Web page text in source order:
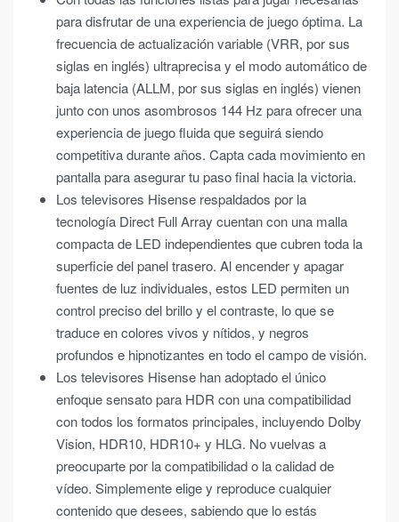
para disfrutar de una experiencia de juego óptima. La
frecuencia de actualización variable (VRR, por sus
siglas en inglés) ultraprecisa y el modo automático de
baja latencia (ALLM, por sus siglas en inglés) vienen
junto con unos asombrosos 144 Hz para ofrecer una
experiencia de juego fluida que seguirá siendo
competitiva durante años. Capta cada movimiento en
pantalla para asegurar tu paso final hacia la victoria.
Los televisores Hisense respaldados por la
tecnología Direct Full Array cuentan con una malla
compacta de LED independientes que cubren toda la
superficie del panel trasero. Al encender y apagar
fuentes de luz individuales, estos LED permiten un
control preciso del brillo y el contraste, lo que se
traduce en colores vivos y nítidos, y negros
profundos e hipnotizantes en todo el campo de visión.
Los televisores Hisense han adoptado el único
enfoque sensato para HDR con una compatibilidad
con todos los formatos principales, incluyendo Dolby
Vision, HDR10, HDR10+ y HLG. No vuelvas a
preocuparte por la compatibilidad o la calidad de
vídeo. Simplemente elige y reproduce cualquier
contenido que desees, sabiendo que lo estás